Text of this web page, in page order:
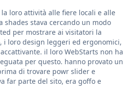
loro attività alle fiere locali e alle
stava cercando un modo
per mostrare ai visitatori la
loro design leggeri ed ergonomici,
il loro WebStarts non ha
per questo. hanno provato un
di trovare powr slider e
far parte del sito, era goffo e